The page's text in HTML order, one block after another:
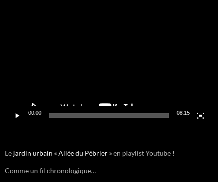
00:00 08:15
Le jardin urbain « Allée du Pébrier »en playlist Youtube !
Comme un fil chronologique…